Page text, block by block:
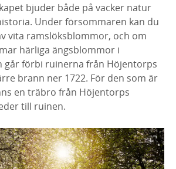
bjuder både på vacker natur
Under försommaren kan du
vita ramslöksblommor, och om
härliga ängsblommor i
går förbi ruinerna från Höjentorps
brann ner 1722. För den som är
en träbro från Höjentorps
till ruinen.